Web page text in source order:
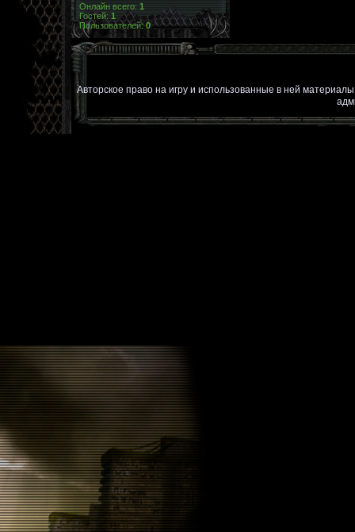
Онлайн всего: 1
Гостей: 1
Пользователей:0
Авторское право на игру и использованные в ней